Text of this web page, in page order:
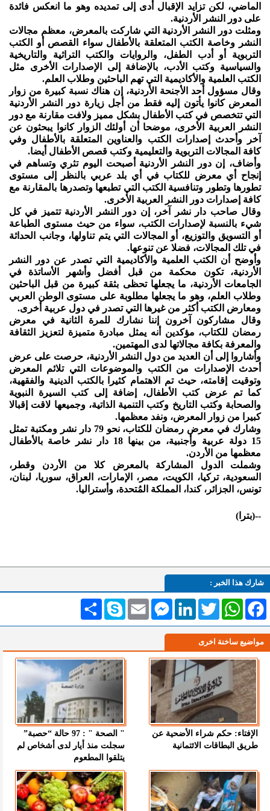
الماضي، لكن تزايد الإقبال أدى إلى تمديده وهو ما انعكس فائدة
على دور النشر الأردنية.
ومثلت دور النشر الأردنية التي شاركت بالمعرض، معظم مجالات
النشر وخاصة الكتب المتعلقة بالأطفال سواء القصص أو الكتب
التربوية أو أدب الطفل، والروايات والكتب التراثية والتاريخية
والسياسية وكتب الأدب، بالإضافة إلى الإصدارات الأخرى مثل
الكتب العلمية والأكاديمية التي تهم الباحثين وطلاب العلم.
وقال مسؤول أحد الأجنحة الأردنية، إن هناك نسبة كبيرة من زوار
المعرض كانوا يأتون إليه فقط من أجل زيارة دور النشر الأردنية
التي تتخصص في كتب الأطفال بشكل مميز ولافت مقارنة مع دور
النشر العربية الأخرى، موضحا أن أولئك الزوار كانوا يبحثون عن
آخر وأحدث إصدارات الكتب والعناوين المتعلقة بالأطفال وفي
كافة المجالات التربوية والتعليمية وكتب قصص الأطفال أيضا.
وأضاف، إن دور النشر الأردنية أصبحت اليوم تثري وتساهم في
إنجاح أي معرض للكتاب في أي بلد عربي بالنظر إلى مستوى
تطورها وتطور وتنافسية الكتب التي تطبعها وتصدرها بالمقارنة مع
كافة إصدارات دور النشر العربية الأخرى.
وقال صاحب دار نشر آخر، إن دور النشر الأردنية تتميز في كل
شيء بالنسبة لإصدارات الكتب، سواء من حيث مستوى الطباعة
أو التسويق والتوزيع، أو المجالات التي يتم تناولها، وجانب الحداثة
في تلك المجالات، فضلا عن تنوعها.
وأوضح أن الكتب العلمية والأكاديمية التي تصدر عن دور النشر
الأردنية، تكون محكمة من قبل أفضل وأشهر الأساتذة في
الجامعات الأردنية، ما يجعلها تحظى بثقة كبيرة من قبل الباحثين
وطلاب العلم، وهو ما يجعلها مطلوبة على مستوى الوطن العربي
ومعارض الكتب أكثر من غيرها التي تصدر في دول عربية أخرى.
وقال مشاركون آخرون إننا نشارك للمرة الثانية في معرض
رمضان للكتاب، مؤكدين أنه يمثل مبادرة متميزة لتعزيز الثقافة
والمعرفة بكافة مجالاتها لدى المهتمين.
وأشاروا إلى أن العديد من دول النشر الأردنية، حرصت على عرض
أحدث الإصدارات من الكتب والموضوعات التي تلائم المعرض
وتوقيت إقامته، حيث تم الاهتمام كثيرا بالكتب الدينية والفقهية،
كما تم عرض كتب الأطفال، إضافة إلى كتب السيرة النبوية
والصحابة وكتب التاريخ وكتب التنمية الذاتية، وجميعها لاقت إقبالا
كبيرا من زوار المعرض، ونفد معظمها.
وشارك في معرض رمضان للكتاب، نحو 79 دار نشر ومكتبة تمثل
15 دولة عربية وأجنبية، من بينها 18 دار نشر خاصة بالأطفال
معظمها من الأردن.
وشملت الدول المشاركة بالمعرض كلا من الأردن وقطر،
السعودية، تركيا، الكويت، مصر، الإمارات، العراق، سوريا، لبنان،
تونس، الجزائر، كندا، المملكة المُتحدة، وأستراليا.
--(بترا)
شارك هذا الخبر :
انشر Skype Email
MessengerLinkedInTwitterWhatsAppFacebook
مواضيع ساخنة اخرى
الإفتاء: حكم شراء الأضحية عن
طريق البطاقات الائتمانية
" الصحة " : 97 حالة “حصبة”
سجلت منذ أيار لدى أشخاص لم
يتلقوا المطعوم